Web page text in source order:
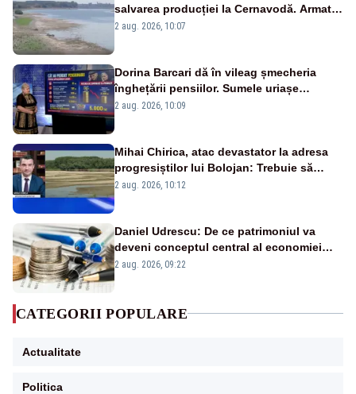
salvarea producției la Cernavodă. Armata
va detona o stâncă și va devia apa
2 aug. 2026, 10:07
Dorina Barcari dă în vileag șmecheria
înghețării pensiilor. Sumele uriașe
pierdute de fiecare român
2 aug. 2026, 10:09
Mihai Chirica, atac devastator la adresa
progresiștilor lui Bolojan: Trebuie să
protejăm și natura, dar nu șținem omaneii
2 aug. 2026, 10:12
Daniel Udrescu: De ce patrimoniul va
deveni conceptul central al economiei
viitoare?
2 aug. 2026, 09:22
CATEGORII POPULARE
Actualitate
Politica